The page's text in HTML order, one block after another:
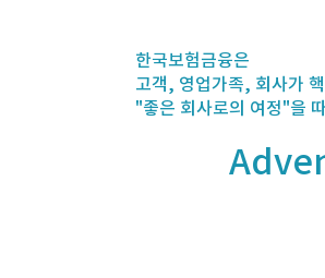
한국보험금융은
고객, 영업가족, 회사가
"좋은 회사로의 여정"을